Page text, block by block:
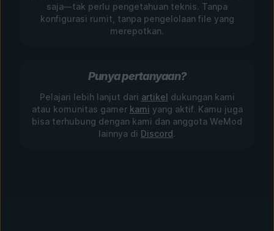
saja—tak perlu pengetahuan teknis. Tanpa
konfigurasi rumit, tanpa pengelolaan file yang
merepotkan.
Punya pertanyaan?
Pelajari lebih lanjut dari artikel dukungan kami
atau komunitas gamer kami yang aktif. Kamu juga
bisa terhubung dengan kami dan anggota WeMod
lainnya di Discord.